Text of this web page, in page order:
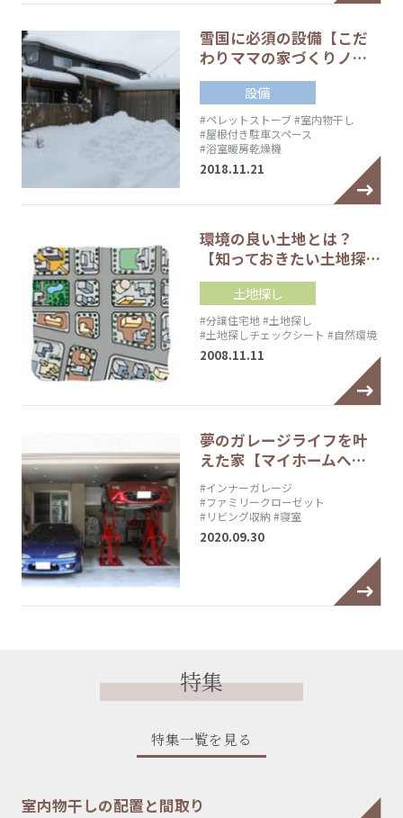
雪国に必須の設備【こだ
わりママの家づくりノ…
設備
#ペレットストーブ#室内物干し
#屋根付き駐車スペース
#浴室暖房乾燥機
2018.11.21
環境の良い土地とは？
【知っておきたい土地探…
土地探し
#分譲住宅地#土地探し
#土地探しチェックシート #自然環境
2008.11.11
夢のガレージライフを叶
えた家【マイホームへ…
#インナーガレージ
#ファミリークローゼット
#リビング収納 #寝室
2020.09.30
特集
特集一覧を見る
室内物干しの配置と間取り